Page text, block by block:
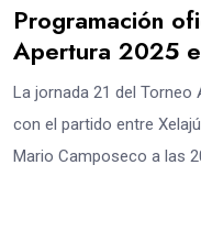
Programación
Apertura 2025
La jornada 21 del Torneo
con el partido entre
Mario Camposeco a las